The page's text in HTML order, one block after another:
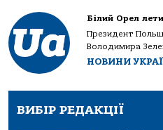
Білий Орел
Президент
Володимира
НОВИНИ
ВИБІР РЕДАКЦІЇ